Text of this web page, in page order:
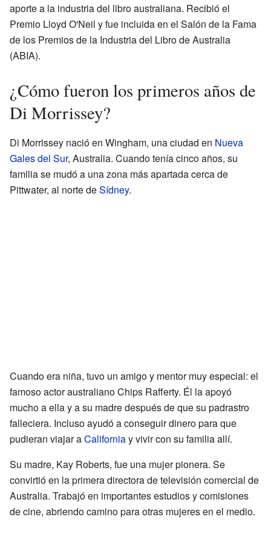
aporte a la industria del libro australiana. Recibió el
Premio Lloyd O'Neil y fue incluida en el Salón de la Fama
de los Premios de la Industria del Libro de Australia
(ABIA).
¿Cómo fueron los primeros años de
Di Morrissey?
Di Morrissey nació en Wingham, una ciudad en Nueva
Gales del Sur, Australia. Cuando tenía cinco años, su
familia se mudó a una zona más apartada cerca de
Pittwater, al norte deSídney.
Cuando era niña, tuvo un amigo y mentor muy especial: el
famoso actor australiano Chips Rafferty. Él la apoyó
mucho a ella y a su madre después de que su padrastro
falleciera. Incluso ayudó a conseguir dinero para que
pudieran viajar aCaliforniay vivir con su familia allí.
Su madre, Kay Roberts, fue una mujer pionera. Se
convirtió en la primera directora de televisión comercial de
Australia. Trabajó en importantes estudios y comisiones
de cine, abriendo camino para otras mujeres en el medio.